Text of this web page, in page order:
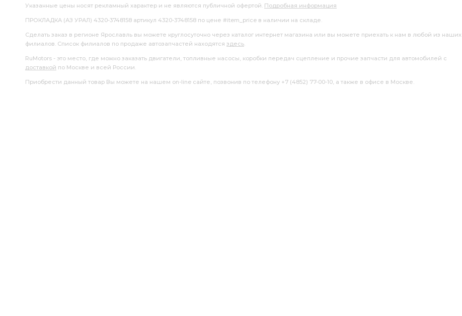
Указанные цены носят рекламный характер и не являются публичной офертой. Подробная информация
ПРОКЛАДКА (АЗ УРАЛ) 4320-3748158 артикул 4320-3748158 по цене #item_price в наличии на складе.
Сделать заказ в регионе Ярославль вы можете круглосуточно через каталог интернет магазина или вы можете приехать к нам в любой из наших
филиалов. Список филиалов по продаже автозапчастей находятся здесь.
RuMotors - это место, где можно заказать двигатели, топливные насосы, коробки передач сцепление и прочие запчасти для автомобилей с
доставкой по Москве и всей России.
Приобрести данный товар Вы можете на нашем on-line сайте, позвонив по телефону +7 (4852) 77-00-10, а также в офисе в Москве.